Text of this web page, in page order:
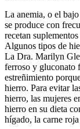
La anemia, o el
se produce con
recetan
Algunos tipos de
La Dra. Marilyn
ferroso y gluconato
estreñimiento
hierro. Para evitar
hierro, las mujeres
hierro en su dieta
hígado, la carne